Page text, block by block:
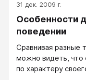
друг другу, а
эти отношения
разнообразных
отношений
со взрослым.
той широкой гамме
31 дек. 2009 г.
Особенности
поведении
Сравнивая разные
можно видеть, что
по характеру